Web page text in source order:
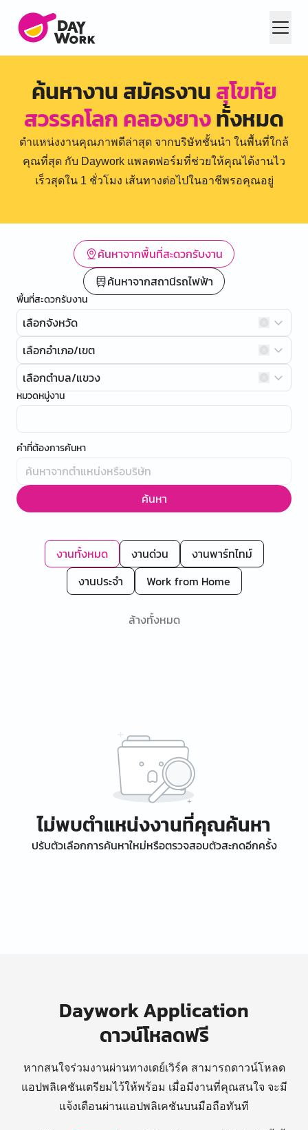
ค้นหางาน สมัครงานสุโขทัย
สวรรคโลก คลองยางทั้งหมด
ตำแหน่งงานคุณภาพดีล่าสุด จากบริษัทชั้นนำ ในพื้นที่ใกล้
คุณที่สุด กับ Daywork แพลตฟอร์มที่ช่วยให้คุณได้งานไว
เร็วสุดใน 1 ชั่วโมง เส้นทางต่อไปในอาชีพรอคุณอยู่
ค้นหาจากพื้นที่สะดวกรับงาน
ค้นหาจากสถานีรถไฟฟ้า
พื้นที่สะดวกรับงาน
เลือกจังหวัด
เลือกอำเภอ/เขต
เลือกตำบล/แขวง
หมวดหมู่งาน
คำที่ต้องการค้นหา
ค้นหา
งานทั้งหมด งานด่วน
งานพาร์ทไทม์
งานประจำ
Work from Home
ล้างทั้งหมด
ไม่พบตำแหน่งงานที่คุณค้นหา
ปรับตัวเลือกการค้นหาใหม่หรือตรวจสอบตัวสะกดอีกครั้ง
Daywork Application
ดาวน์โหลดฟรี
หากสนใจร่วมงานผ่านทางเดย์เวิร์ค สามารถดาวน์โหลด
แอปพลิเคชันเตรียมไว้ให้พร้อม เมื่อมีงานที่คุณสนใจ จะมี
แจ้งเตือนผ่านแอปพลิเคชันบนมือถือทันที